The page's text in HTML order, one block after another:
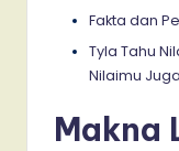
Fakta dan
Tyla Tahu
Nilaimu Juga
Makna